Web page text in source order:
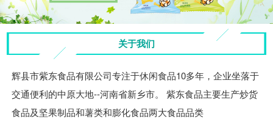
关于我们
辉县市紫东食品有限公司专注于休闲食品10多年，企业坐落于
交通便利的中原大地--河南省新乡市。 紫东食品主要生产炒货
食品及坚果制品和薯类和膨化食品两大食品品类